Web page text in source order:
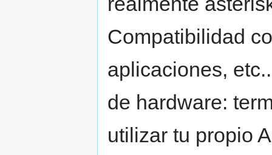
Compatibilidad
aplicaciones,
de hardware:
utilizar tu propio